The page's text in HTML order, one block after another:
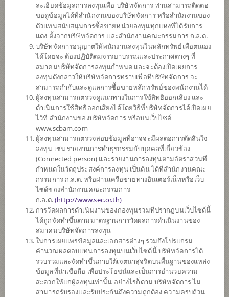
ตั้งแต่ต้นปี
-10.61%
วันที่ 5 สิงหาคม 2569
มีเงินปันผล
มูลค่าหน่วยลงทุน
10.2103
-0.0451
ข้อมูล ณ วันที่ 5 ส.ค. 2569
*ตามสกุลเงินของกองทุน
ข้อมูลสรุป
ดำเนินงาน
ข้อมูลการสั่งซื้อขาย
ดาวน์โหลดเอกสาร
ปฏิทินวันหยุด
ประวัติการจ่ายเงินปันผล
ละเอียดข้อมูลการลงทุนเพื่อ บริษัทจัดการ ท่านสามารถติดต่อ
ขอดูข้อมูลได้ที่สำนักงานของบริษัทจัดการ หรือสำนักงานของ
ตัวแทนสนับสนุนการซื้อขายหน่วยลงทุนทุกแห่งที่ได้รับการ
แต่ง ตั้งจากบริษัทจัดการ และสำนักงานคณะกรรมการ ก.ล.ต.
บริษัทจัดการอนุญาตให้พนักงานลงทุนในหลักทรัพย์เพื่อตนเอง
ได้โดยจะ ต้องปฏิบัติตมจรรยาบรรณและประกาศต่างๆ ที่
สมาคมบริษัทจัดการลงทุนกำหนด และจะต้องเปิดเผยการ
ลงทุนดังกล่าวให้บริษัทจัดการทราบเพื่อที่บริษัทจัดการ จะ
สามารถกำกับและดูแลการซื้อขายหลักทรัพย์ของพนักงานได้
ผู้ลงทุนสามารถตรวจดูแนวทางในการใช้สิทธิออกเสียง และ
ดำเนินการใช้สิทธิออกเสียงได้โดยวิธีที่บริษัทจัดการได้เปิดเผย
ไว้ที่ สำนักงานของบริษัทจัดการ หรือบนเว็บไซด์
www.scbam.com
ผู้ลงทุนสามารถตรวจสอบข้อมูลที่อาจจะมีผลต่อการตัดสินใจ
ลงทุน เช่น รายงานการทำธุรกรรมกับบุคคลที่เกี่ยวข้อง
(Connected person) และรายงานการลงทุนตามอัตราส่วนที่
กำหนดในวัตถุประสงค์การลงทุน เป็นต้น ได้ที่สำนักงานคณะ
กรรมการ ก.ล.ต. หรือผ่านเครือข่ายทางอินเตอร์เน็ทหรือเว็บ
ไซด์ของสำนักงานคณะกรรมการ
ก.ล.ต.(http://www.sec.or.th)
การวัดผลการดำเนินงานของกองทุนรวมที่ปรากฏบนเว็บไซด์นี้
ได้ถูกจัดทำขึ้นตามมาตรฐานการวัดผลการดำเนินงานของ
สมาคมบริษัทจัดการลงทุน
ในการเผยแพร่ข้อมูลและเอกสารต่างๆ รวมถึงโปรแกรม
คำนวณผลตอบแทนการลงทุนบนเว็บไซด์นี้ บริษัทจัดการได้
รวบรวมและจัดทำขึ้นภายใต้เจตนาสุจริตบนพื้นฐานของแหล่ง
ข้อมูลที่น่าเชื่อถือ เพื่อประโยชน์และเป็นการอำนวยความ
สะดวกให้แก่ผู้ลงทุนเท่านั้น อย่างไรก็ตาม บริษัทจัดการ ไม่
สามารถรับรองและรับประกันถึงความถูกต้อง ความครบถ้วน